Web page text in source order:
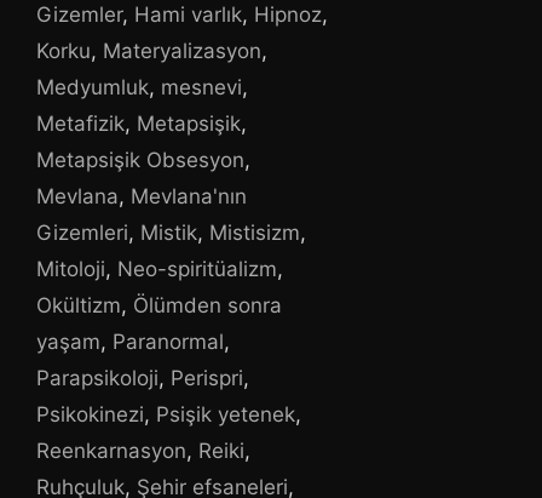
Gizemler, Hami varlık, Hipnoz,
Korku, Materyalizasyon,
Medyumluk, mesnevi,
Metafizik, Metapsişik,
Metapsişik Obsesyon,
Mevlana, Mevlana'nın
Gizemleri, Mistik, Mistisizm,
Mitoloji, Neo-spiritüalizm,
Okültizm, Ölümden sonra
yaşam, Paranormal,
Parapsikoloji, Perispri,
Psikokinezi, Psişik yetenek,
Reenkarnasyon, Reiki,
Ruhçuluk, Şehir efsaneleri,